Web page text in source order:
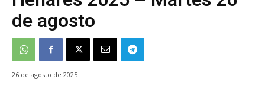
de agosto
26 de agosto de 2025